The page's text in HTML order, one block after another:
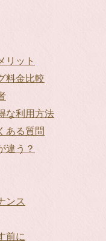
リット
料金比較
な利用方法
ある質問
違う？
ンス
前に